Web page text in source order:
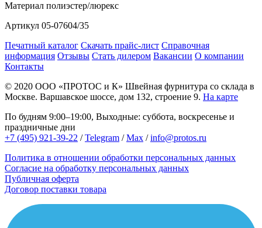
Материал полиэстер/люрекс
Артикул 05-07604/35
Печатный каталог Скачать прайс-лист Справочная
информация Отзывы Стать дилером Вакансии О компании
Контакты
© 2020 ООО «ПРОТОС и К» Швейная фурнитура со склада в
Москве. Варшавское шоссе, дом 132, строение 9. На карте
По будням 9:00–19:00, Выходные: суббота, воскресенье и
праздничные дни
+7 (495) 921-39-22 /Telegram /Max /info@protos.ru
Политика в отношении обработки персональных данных
Согласие на обработку персональных данных
Публичная оферта
Договор поставки товара